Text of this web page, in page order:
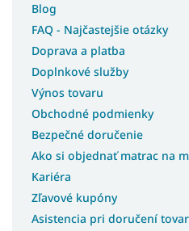
Blog
FAQ - Najčastejšie otázky
Doprava a platba
Doplnkové služby
Výnos tovaru
Obchodné podmienky
Bezpečné doručenie
Ako si objednať matrac na
Kariéra
Zľavové kupóny
Asistencia pri doručení